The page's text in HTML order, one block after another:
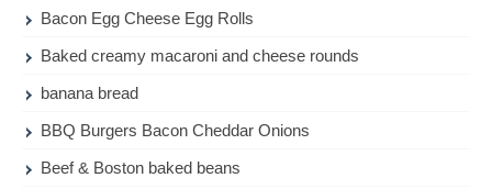
Bacon Egg Cheese Egg Rolls
Baked creamy macaroni and cheese rounds
banana bread
BBQ Burgers Bacon Cheddar Onions
Beef & Boston baked beans